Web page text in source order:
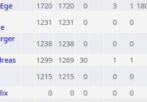
1720 1720 0 3 1
1231 1231 0 0 0
1238 1238 0 0
0
1299 1269 30 1
1
1215 1215 0 0
0
0 0 0 0 0